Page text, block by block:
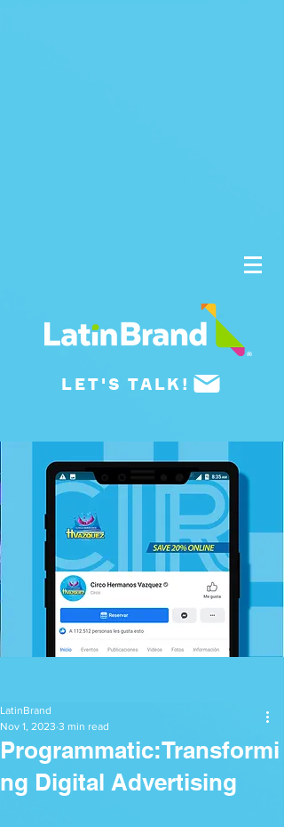
LET'S TALK!
Programmatic:Transformi
ng Digital Advertising
LatinBrand
Nov 1, 2023 3 min read